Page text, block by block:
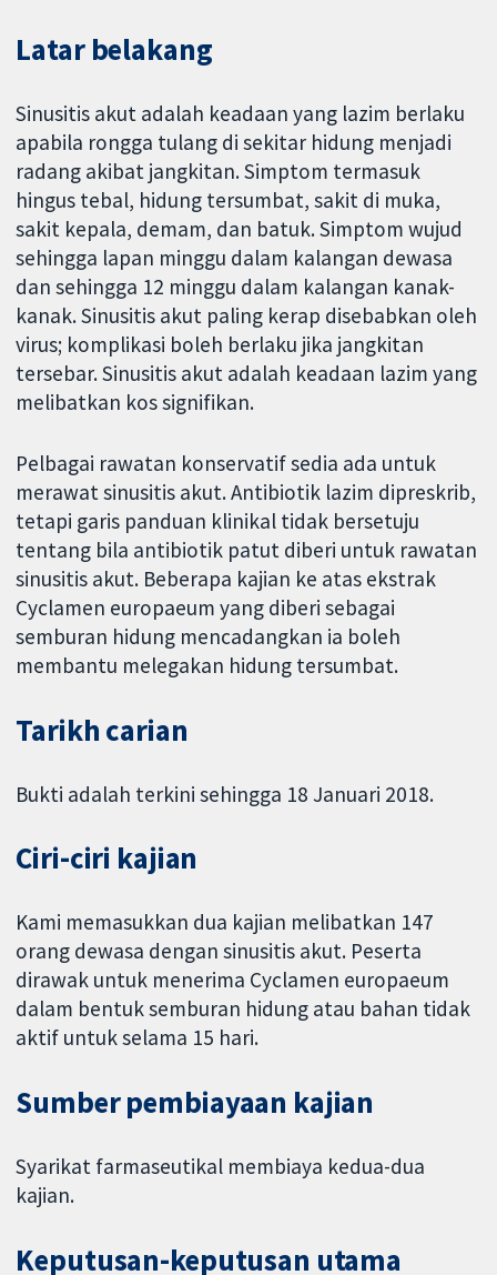
Latar belakang
Sinusitis akut adalah keadaan yang lazim berlaku
apabila rongga tulang di sekitar hidung menjadi
radang akibat jangkitan. Simptom termasuk
hingus tebal, hidung tersumbat, sakit di muka,
sakit kepala, demam, dan batuk. Simptom wujud
sehingga lapan minggu dalam kalangan dewasa
dan sehingga 12 minggu dalam kalangan kanak-
kanak. Sinusitis akut paling kerap disebabkan oleh
virus; komplikasi boleh berlaku jika jangkitan
tersebar. Sinusitis akut adalah keadaan lazim yang
melibatkan kos signifikan.
Pelbagai rawatan konservatif sedia ada untuk
merawat sinusitis akut. Antibiotik lazim dipreskrib,
tetapi garis panduan klinikal tidak bersetuju
tentang bila antibiotik patut diberi untuk rawatan
sinusitis akut. Beberapa kajian ke atas ekstrak
Cyclamen europaeum yang diberi sebagai
semburan hidung mencadangkan ia boleh
membantu melegakan hidung tersumbat.
Tarikh carian
Bukti adalah terkini sehingga 18 Januari 2018.
Ciri-ciri kajian
Kami memasukkan dua kajian melibatkan 147
orang dewasa dengan sinusitis akut. Peserta
dirawak untuk menerima Cyclamen europaeum
dalam bentuk semburan hidung atau bahan tidak
aktif untuk selama 15 hari.
Sumber pembiayaan kajian
Syarikat farmaseutikal membiaya kedua-dua
kajian.
Keputusan-keputusan utama